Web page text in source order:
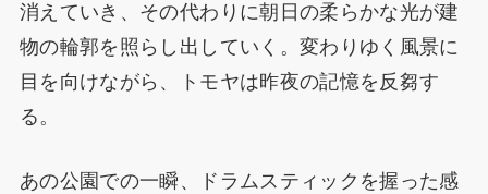
消えていき、その代わりに朝日の柔らかな光が建
物の輪郭を照らし出していく。変わりゆく風景に
目を向けながら、トモヤは昨夜の記憶を反芻す
る。
あの公園での一瞬、ドラムスティックを握った感